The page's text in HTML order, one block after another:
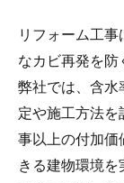
リフォーム工
なカビ再発を防
弊社では、含水
定や施工方法を
事以上の付加価
きる建物環境を